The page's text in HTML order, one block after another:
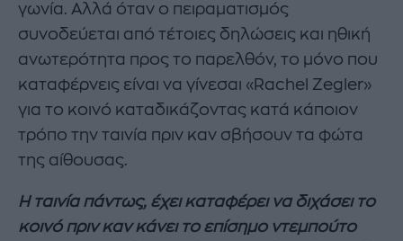
γωνία. Αλλά όταν ο πειραματισμός
συνοδεύεται από τέτοιες δηλώσεις και ηθική
ανωτερότητα προς το παρελθόν, το μόνο που
καταφέρνεις είναι να γίνεσαι «Rachel Zegler»
για το κοινό καταδικάζοντας κατά κάποιον
τρόπο την ταινία πριν καν σβήσουν τα φώτα
της αίθουσας.
Η ταινία πάντως, έχει καταφέρει να διχάσει το
κοινό πριν καν κάνει το επίσημο ντεμπούτο